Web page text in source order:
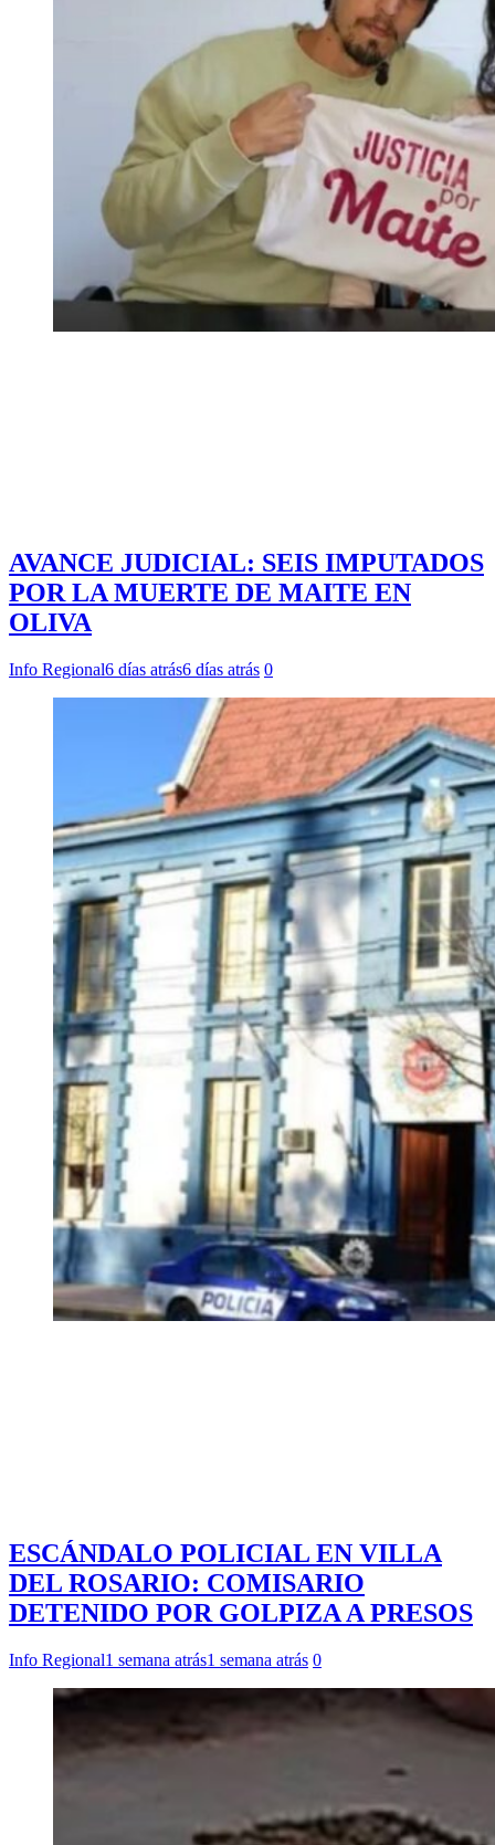
AVANCE JUDICIAL: SEIS IMPUTADOS
POR LA MUERTE DE MAITE EN
OLIVA
Info Regional6 días atrás6 días atrás 0
ESCÁNDALO POLICIAL EN VILLA
DEL ROSARIO: COMISARIO
DETENIDO POR GOLPIZA A PRESOS
Info Regional1 semana atrás1 semana atrás 0